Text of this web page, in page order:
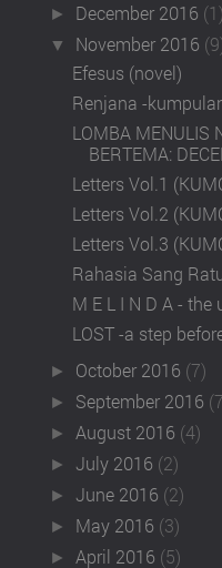
► December 2016 (1)
▼ November 2016
Efesus (novel)
Renjana -
LOMBA MENULIS
BERTEMA:
Letters Vol.1
Letters Vol.2
Letters Vol.3
Rahasia Sang
M E L I N D A -
LOST -a step
► October 2016 (7)
► September 2016
►August 2016 (4)
►July 2016 (2)
►June 2016 (2)
► May 2016 (3)
►April 2016 (5)